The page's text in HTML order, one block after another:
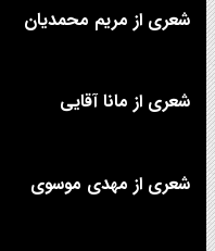
شعری از مریم محمدیان
شعری از مانا آقایی
شعری از مهدی موسوی